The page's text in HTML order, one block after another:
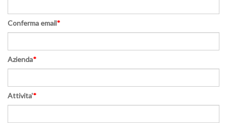
Conferma email*
Azienda*
Attivita'*